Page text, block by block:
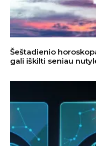
Šeštadienio
gali iškilti seniau